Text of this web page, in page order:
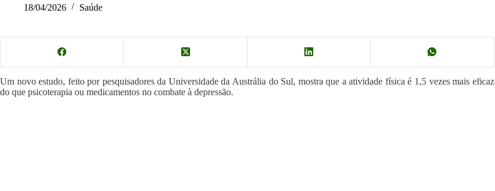
18/04/2026 Saúde
Um novo estudo, feito por pesquisadores da Universidade da Austrália do Sul, mostra que a atividade física é 1,5 vezes mais eficaz
do que psicoterapia ou medicamentos no combate à depressão.